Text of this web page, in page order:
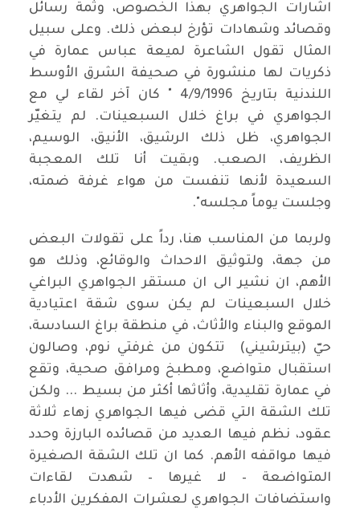
اشارات الجواهري بهذا الخصوص، وثمة رسائل
وقصائد وشهادات تؤرخ لبعض ذلك. وعلى سبيل
المثال تقول الشاعرة لميعة عباس عمارة في
ذكريات لها منشورة في صحيفة الشرق الأوسط
اللندنية بتاريخ 4/9/1996 " كان آخر لقاء لي مع
الجواهري في براغ خلال السبعينات. لم يتغيّر
الجواهري، ظل ذلك الرشيق، الأنيق، الوسيم،
الظريف، الصعب. وبقيت أنا تلك المعجبة
السعيدة لأنها تنفست من هواء غرفة ضمته،
وجلست يوماً مجلسه".
ولربما من المناسب هنا، رداً على تقولات البعض
من جهة، ولتوثيق الاحداث والوقائع، وذلك هو
الأهم، ان نشير الى ان مستقر الجواهري البراغي
خلال السبعينات لم يكن سوى شقة اعتيادية
الموقع والبناء والأثاث، في منطقة براغ السادسة،
حيّ (بيترشيني) تتكون من غرفتي نوم، وصالون
استقبال متواضع، ومطبخ ومرافق صحية، وتقع
في عمارة تقليدية، وأثاثها أكثر من بسيط ... ولكن
تلك الشقة التي قضى فيها الجواهري زهاء ثلاثة
عقود، نظم فيها العديد من قصائده البارزة وحدد
فيها مواقفه الأهم. كما ان تلك الشقة الصغيرة
المتواضعة – لا غيرها – شهدت لقاءات
واستضافات الجواهري لعشرات المفكرين الأدباء